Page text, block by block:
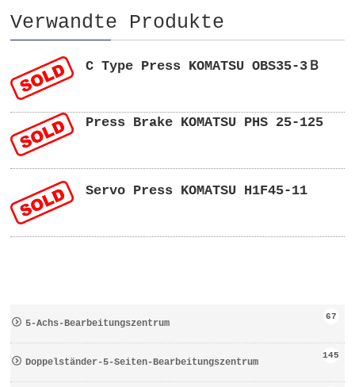
Verwandte Produkte
C Type Press KOMATSU OBS35-3Ｂ
Press Brake KOMATSU PHS 25-125
Servo Press KOMATSU H1F45-11
5-Achs-Bearbeitungszentrum
67
Doppelständer-5-Seiten-Bearbeitungszentrum
145